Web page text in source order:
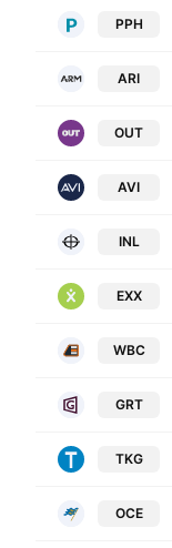
PPH
ARI
OUT
AVI
INL
EXX
WBC
GRT
TKG
OCE